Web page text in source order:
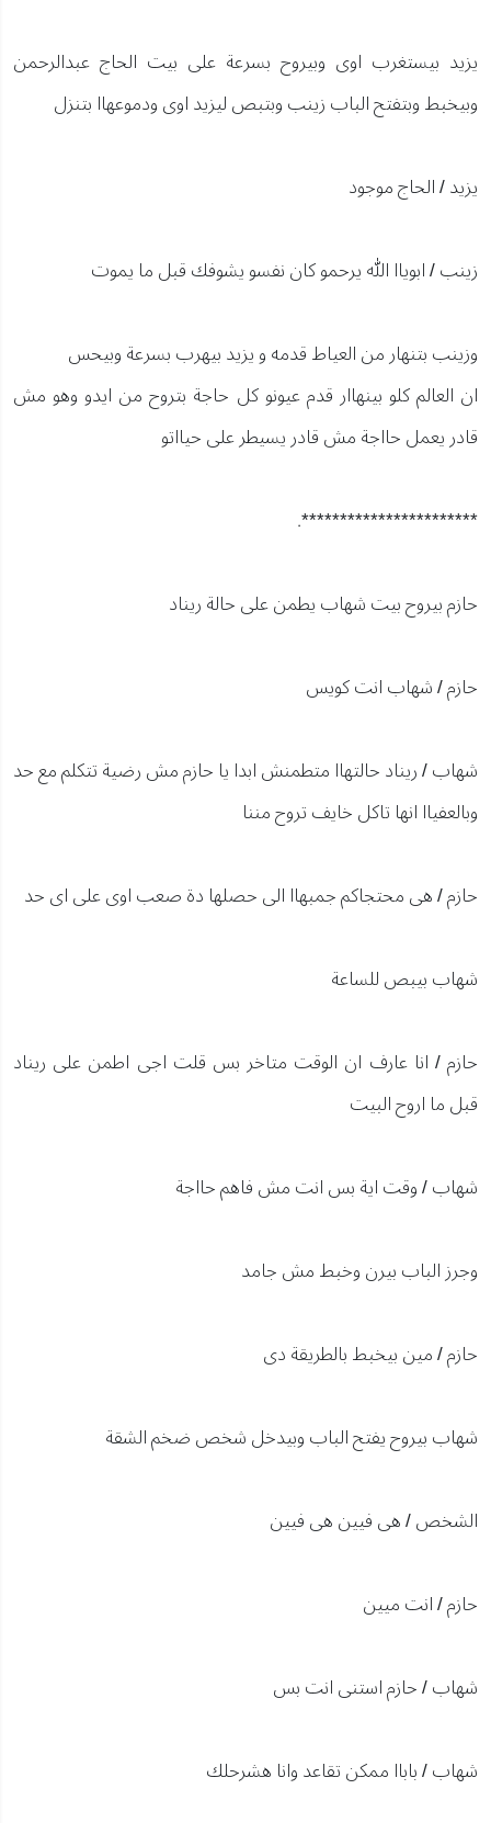
يزيد بيستغرب اوى وبيروح بسرعة على بيت الحاج عبدالرحمن
وبيخبط وبتفتح الباب زينب وبتبص ليزيد اوى ودموعهاا بتنزل
يزيد / الحاج موجود
زينب / ابوياا الله يرحمو كان نفسو يشوفك قبل ما يموت
وزينب بتنهار من العياط قدمه و يزيد بيهرب بسرعة وبيحس
ان العالم كلو بينهاار قدم عيونو كل حاجة بتروح من ايدو وهو مش
قادر يعمل حااجة مش قادر يسيطر على حيااتو
***********************.
حازم بيروح بيت شهاب يطمن على حالة ريناد
حازم / شهاب انت كويس
شهاب / ريناد حالتهاا متطمنش ابدا يا حازم مش رضية تتكلم مع حد
وبالعفياا انها تاكل خايف تروح مننا
حازم / هى محتجاكم جمبهاا الى حصلها دة صعب اوى على اى حد
شهاب بيبص للساعة
حازم / انا عارف ان الوقت متاخر بس قلت اجى اطمن على ريناد
قبل ما اروح البيت
شهاب / وقت اية بس انت مش فاهم حااجة
وجرز الباب بيرن وخبط مش جامد
حازم / مين بيخبط بالطريقة دى
شهاب بيروح يفتح الباب وبيدخل شخص ضخم الشقة
الشخص / هى فيين هى فيين
حازم / انت ميين
شهاب / حازم استنى انت بس
شهاب / باباا ممكن تقاعد وانا هشرحلك